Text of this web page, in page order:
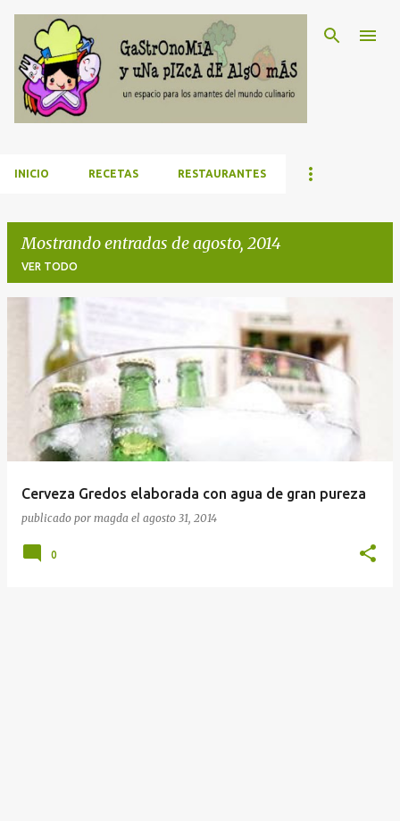
Ir al contenido principal
INICIO RECETAS RESTAURANTES
Mostrando entradas de agosto, 2014
VER TODO
Cerveza Gredos elaborada con agua de gran pureza
publicado por magda el agosto 31, 2014
0